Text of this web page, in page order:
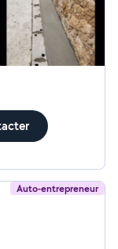
Auto-entrepreneur